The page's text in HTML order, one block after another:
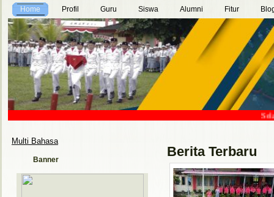
Home Profil Guru Siswa Alumni Fitur
Multi Bahasa
Banner
Berita Terbaru